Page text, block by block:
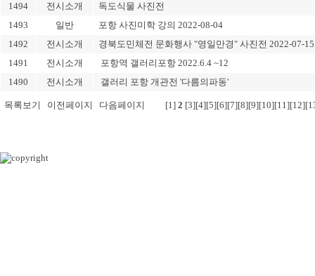
1494
전시소개
독도식물 사진전
1493
일반
포항 사진미학 강의 2022-08-04
1492
전시소개
경북도민체전 문화행사 "영일만경" 사진전 2022-07-15
1491
전시소개
포항역 갤러리포항 2022.6.4 ~12
1490
전시소개 갤러리 포항 개관전 '다름의파동'
목록보기 이전페이지 다음페이지 [1] 2 [3][4][5][6][7][8][9][10][11][12]